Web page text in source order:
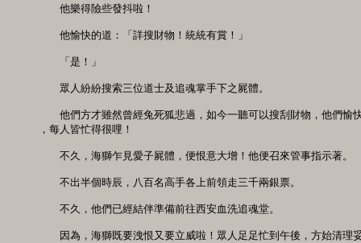
他樂得險些發抖啦！
他愉快的道：「詳搜財物！統統有賞！」
「是！」
眾人紛紛搜索三位道士及追魂掌手下之屍體。
他們方才雖然曾經兔死狐悲過，如今一聽可以搜刮財物，他們愉
，每人皆忙得很哩！
不久，海獅乍見愛子屍體，便恨意大增！他便召來管事指示著。
不出半個時辰，八百名高手各上前領走三千兩銀票。
不久，他們已經結伴準備前往西安血洗追魂堂。
因為，海獅既要洩恨又要立威啦！眾人足足忙到午後，方始清理